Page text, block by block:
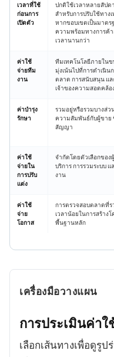
เวลาที่ใช้
ก่อนการ
เปิดตัว
ปกติใช้เวลาหลายสัปด
สำหรับการปรับใช้ทาง
หากขอบเขตเป็นมาตร
ความพร้อมทางการค้
เวลานานกว่า
ค่าใช้
จ่ายทีม
งาน
ทีมเทคโนโลยีภายในข
มุ่งเน้นไปที่การดำเนิน
ตลาด การสนับสนุน แล
เจ้าของความสอดคล้อ
ค่าบำรุง
รักษา
รวมอยู่หรือรวมบางส่ว
ความสัมพันธ์กับผู้ขาย
สัญญา
ค่าใช้
จ่ายใน
การปรับ
แต่ง
จำกัดโดยตัวเลือกของ
บริการ การรวมระบบ แ
งาน
ค่าใช้
จ่าย
โอกาส
การตรวจสอบตลาดที่ร
เวลาน้อยในการสร้างโ
พื้นฐานหลัก
เครื่องมือวางแผน
การประเมินค่าใ
เลือกเส้นทางเพื่อดูรู